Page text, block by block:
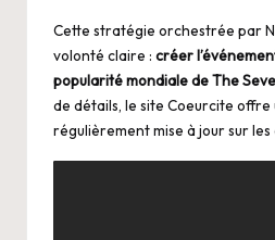
Cette stratégie orchestrée par
volonté claire : créer
popularité mondiale de The
de détails, le site Coeurcite offre
régulièrement mise à jour sur